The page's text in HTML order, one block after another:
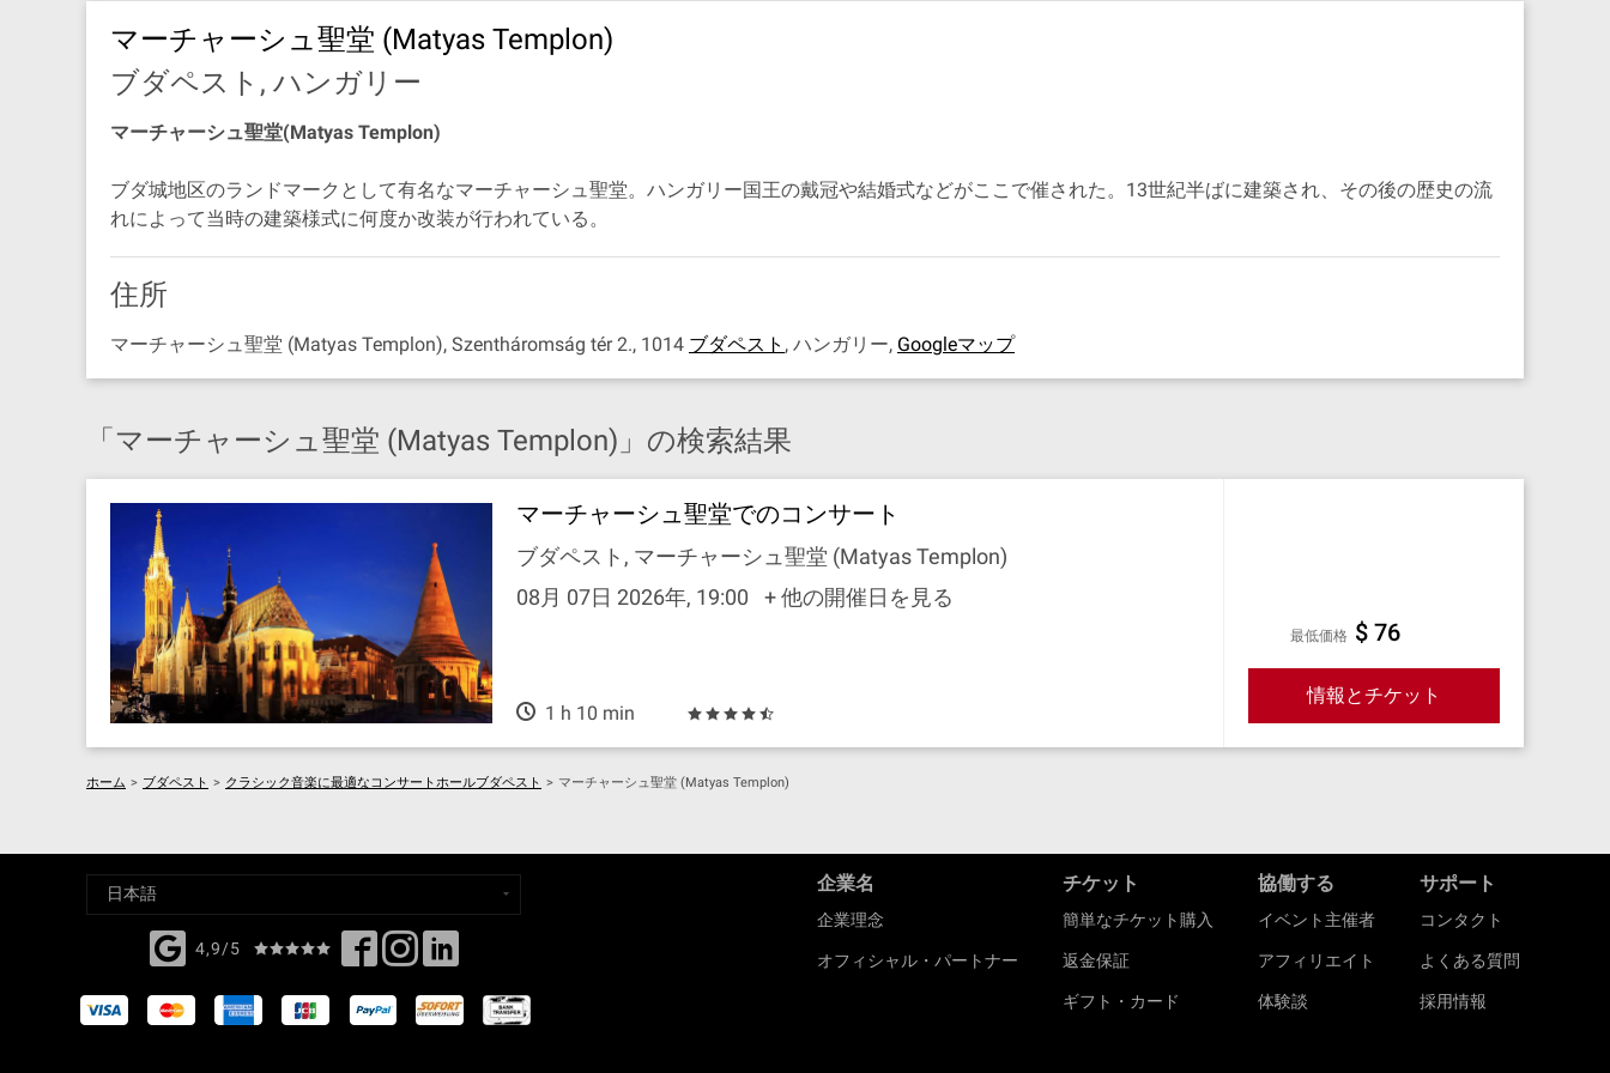
マーチャーシュ聖堂 (Matyas Templon)
ブダペスト, ハンガリー
マーチャーシュ聖堂(Matyas Templon)
ブダ城地区のランドマークとして有名なマーチャーシュ聖堂。ハンガリー国王の戴冠や結婚式などがここで催された。13世紀半ばに建築され、その後の歴史の流
れによって当時の建築様式に何度か改装が行われている。
住所
マーチャーシュ聖堂 (Matyas Templon), Szentháromság tér 2., 1014 ブダペスト , ハンガリー, Googleマップ
「マーチャーシュ聖堂 (Matyas Templon)」の検索結果
マーチャーシュ聖堂でのコンサート
ブダペスト, マーチャーシュ聖堂 (Matyas Templon)
08月 07日 2026年, 19:00
+ 他の開催日を見る
1 h 10 min
最低価格 $ 76
情報とチケット
ホーム > ブダペスト > クラシック音楽に最適なコンサートホールブダペスト > マーチャーシュ聖堂 (Matyas Templon)
4,9/5
企業名
企業理念
オフィシャル・パートナー
チケット
簡単なチケット購入
返金保証
ギフト・カード
協働する
イベント主催者
アフィリエイト
体験談
サポート
コンタクト
よくある質問
採用情報